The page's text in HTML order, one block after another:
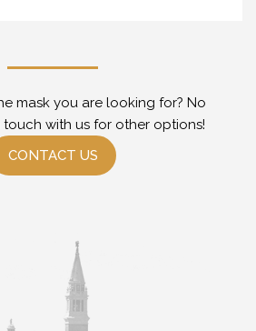
mask you are looking for? No
touch with us for other options!
CONTACT US